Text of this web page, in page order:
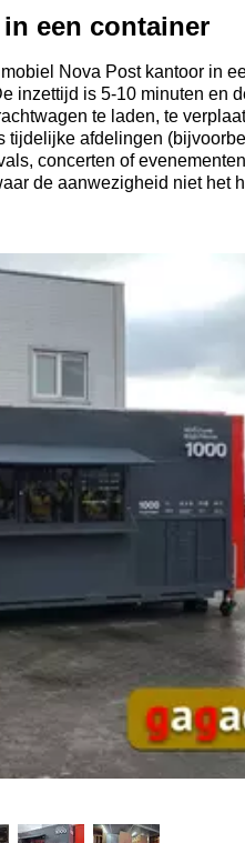
een container
Nova Post kantoor in
inzettijd is 5-10 minuten en
te laden, te
afdelingen
concerten of
de aanwezigheid niet het